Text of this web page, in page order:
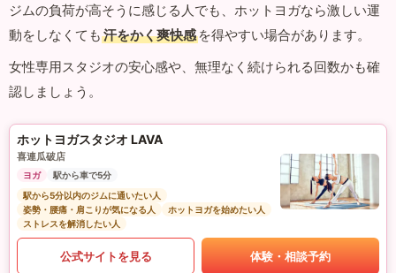
ジムの負荷が高そうに感じる人でも、ホットヨガなら激しい運
動をしなくても 汗をかく爽快感 を得やすい場合があります。
女性専用スタジオの安心感や、無理なく続けられる回数かも確
認しましょう。
ホットヨガスタジオ LAVA
喜連瓜破店
ヨガ
駅から車で5分
駅から5分以内のジムに通いたい人
姿勢・腰痛・肩こりが気になる人
ホットヨガを始めたい人
ストレスを解消したい人
公式サイトを見る 体験・相談予約